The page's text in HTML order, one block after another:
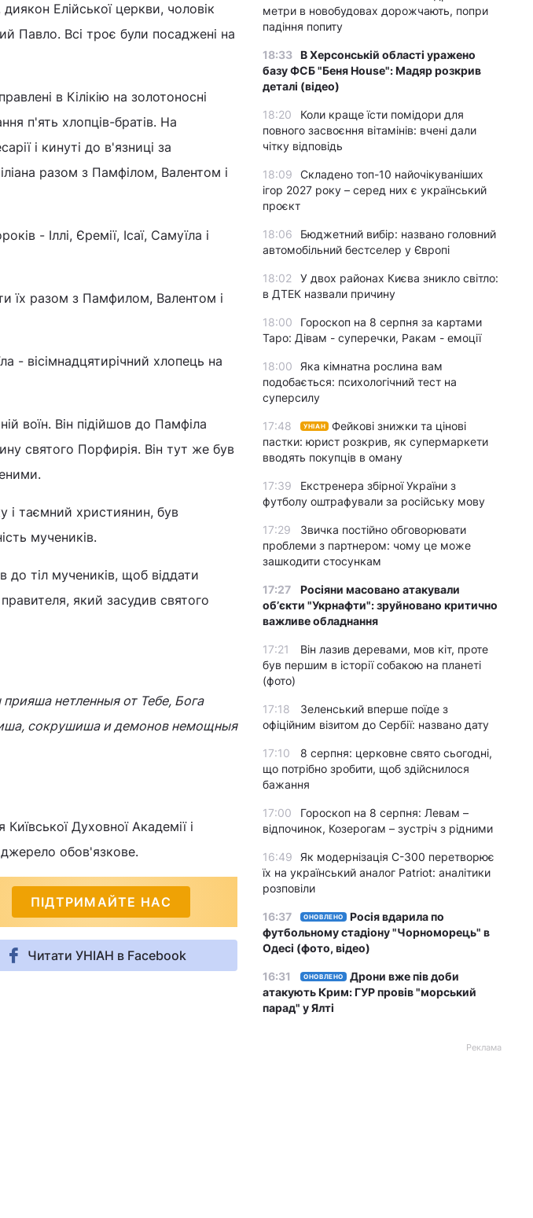
Елійської церкви, чоловік
Павло. Всі троє були посаджені на
в Кілікію на золотоносні
п'ять хлопців-братів. На
і кинуті до в'язниці за
разом з Памфілом, Валентом і
- Іллі, Єремії, Ісаї, Самуїла і
їх разом з Памфилом, Валентом і
- вісімнадцятирічний хлопець на
воїн. Він підійшов до Памфіла
святого Порфирія. Він тут же був
і таємний християнин, був
мучеників.
до тіл мучеників, щоб віддати
який засудив святого
нетленныя от Тебе, Бога
сокрушиша и демонов немощныя
Духовної Академії і
джерело обов'язкове.
ПІДТРИМАЙТЕ НАС
Читати УНІАН в Facebook
метри в новобудовах дорожчають, попри
падіння попиту
18:33 В Херсонській області уражено
базу ФСБ "Беня House": Мадяр розкрив
деталі (відео)
18:20
Коли краще їсти помідори для
повного засвоєння вітамінів: вчені дали
чітку відповідь
18:09
Складено топ-10 найочікуваніших
ігор 2027 року – серед них є український
проєкт
18:06
Бюджетний вибір: названо головний
автомобільний бестселер у Європі
18:02
У двох районах Києва зникло світло:
в ДТЕК назвали причину
18:00
Гороскоп на 8 серпня за картами
Таро: Дівам - суперечки, Ракам - емоції
18:00
Яка кімнатна рослина вам
подобається: психологічний тест на
суперсилу
17:48 УНІАН
Фейкові знижки та цінові
пастки: юрист розкрив, як супермаркети
вводять покупців в оману
17:39
Екстренера збірної України з
футболу оштрафували за російську мову
17:29
Звичка постійно обговорювати
проблеми з партнером: чому це може
зашкодити стосункам
17:27
Росіяни масовано атакували
обʼєкти "Укрнафти": зруйновано критично
важливе обладнання
17:21
Він лазив деревами, мов кіт, проте
був першим в історії собакою на планеті
(фото)
17:18
Зеленський вперше поїде з
офіційним візитом до Сербії: названо дату
17:10
8 серпня: церковне свято сьогодні,
що потрібно зробити, щоб здійснилося
бажання
17:00
Гороскоп на 8 серпня: Левам –
відпочинок, Козерогам – зустріч з рідними
16:49
Як модернізація С-300 перетворює
їх на український аналог Patriot: аналітики
розповіли
16:37 ОНОВЛЕНО
Росія вдарила по
футбольному стадіону "Чорноморець" в
Одесі (фото, відео)
16:31 ОНОВЛЕНО
Дрони вже пів доби
атакують Крим: ГУР провів "морський
парад" у Ялті
Реклама